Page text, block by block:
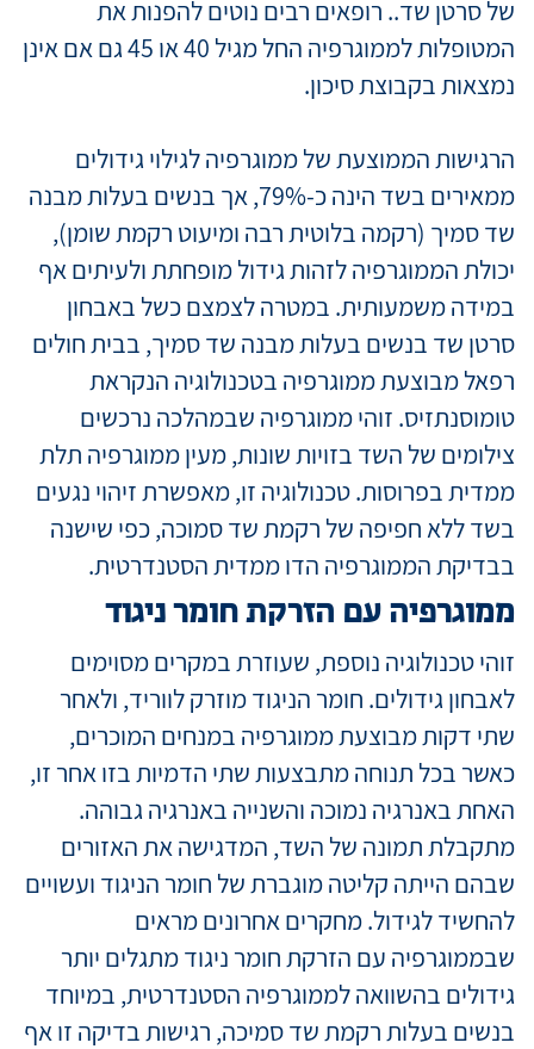
של סרטן שד.. רופאים רבים נוטים להפנות את
המטופלות לממוגרפיה החל מגיל 40 או 45 גם אם אינן
נמצאות בקבוצת סיכון.
הרגישות הממוצעת של ממוגרפיה לגילוי גידולים
ממאירים בשד הינה כ-79%, אך בנשים בעלות מבנה
שד סמיך (רקמה בלוטית רבה ומיעוט רקמת שומן),
יכולת הממוגרפיה לזהות גידול מופחתת ולעיתים אף
במידה משמעותית. במטרה לצמצם כשל באבחון
סרטן שד בנשים בעלות מבנה שד סמיך, בבית חולים
רפאל מבוצעת ממוגרפיה בטכנולוגיה הנקראת
טומוסנתזיס. זוהי ממוגרפיה שבמהלכה נרכשים
צילומים של השד בזויות שונות, מעין ממוגרפיה תלת
ממדית בפרוסות. טכנולוגיה זו, מאפשרת זיהוי נגעים
בשד ללא חפיפה של רקמת שד סמוכה, כפי שישנה
בבדיקת הממוגרפיה הדו ממדית הסטנדרטית.
ממוגרפיה עם הזרקת חומר ניגוד
זוהי טכנולוגיה נוספת, שעוזרת במקרים מסוימים
לאבחון גידולים. חומר הניגוד מוזרק לווריד, ולאחר
שתי דקות מבוצעת ממוגרפיה במנחים המוכרים,
כאשר בכל תנוחה מתבצעות שתי הדמיות בזו אחר זו,
האחת באנרגיה נמוכה והשנייה באנרגיה גבוהה.
מתקבלת תמונה של השד, המדגישה את האזורים
שבהם הייתה קליטה מוגברת של חומר הניגוד ועשויים
להחשיד לגידול. מחקרים אחרונים מראים
שבממוגרפיה עם הזרקת חומר ניגוד מתגלים יותר
גידולים בהשוואה לממוגרפיה הסטנדרטית, במיוחד
בנשים בעלות רקמת שד סמיכה, רגישות בדיקה זו אף